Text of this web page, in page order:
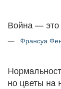
Война — это
Франсуа
но цветы на